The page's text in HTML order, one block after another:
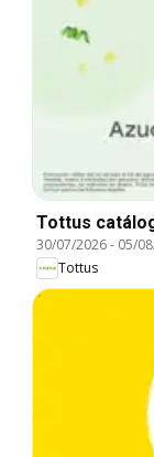
Tottus
30/07/2026- 05/
Tottus